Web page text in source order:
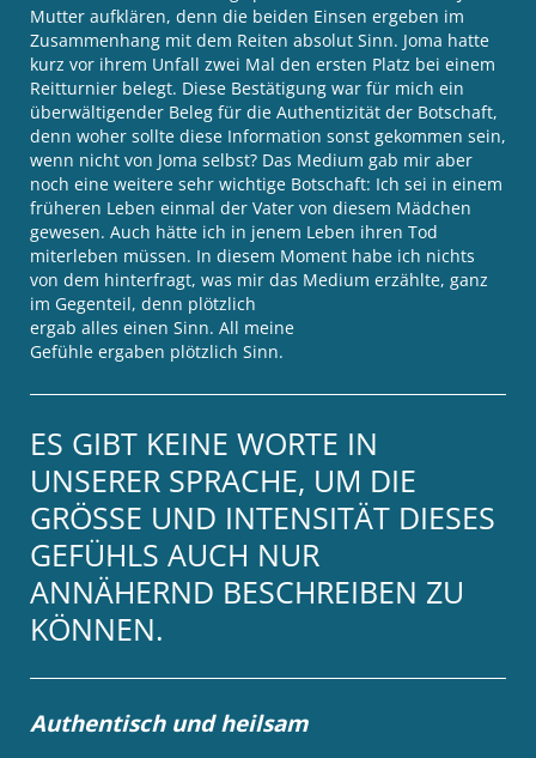
Mutter aufklären, denn die beiden Einsen ergeben im
Zusammenhang mit dem Reiten absolut Sinn. Joma hatte
kurz vor ihrem Unfall zwei Mal den ersten Platz bei einem
Reitturnier belegt. Diese Bestätigung war für mich ein
überwältigender Beleg für die Authentizität der Botschaft,
denn woher sollte diese Information sonst gekommen sein,
wenn nicht von Joma selbst? Das Medium gab mir aber
noch eine weitere sehr wichtige Botschaft: Ich sei in einem
früheren Leben einmal der Vater von diesem Mädchen
gewesen. Auch hätte ich in jenem Leben ihren Tod
miterleben müssen. In diesem Moment habe ich nichts
von dem hinterfragt, was mir das Medium erzählte, ganz
im Gegenteil, denn plötzlich
ergab alles einen Sinn. All meine
Gefühle ergaben plötzlich Sinn.
ES GIBT KEINE WORTE IN
UNSERER SPRACHE, UM DIE
GRÖSSE UND INTENSITÄT DIESES G
EFÜHLS AUCH NUR A
NNÄHERND BESCHREIBEN ZU K
ÖNNEN.
Authentisch und heilsam